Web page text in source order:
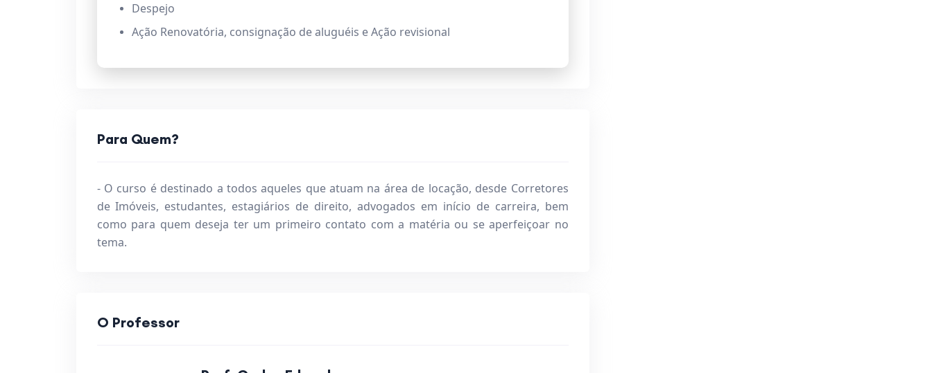
Despejo
Ação Renovatória, consignação de aluguéis e Ação revisional
Para Quem?
- O curso é destinado a todos aqueles que atuam na área de locação, desde Corretores
de Imóveis, estudantes, estagiários de direito, advogados em início de carreira, bem
como para quem deseja ter um primeiro contato com a matéria ou se aperfeiçoar no
tema.
O Professor